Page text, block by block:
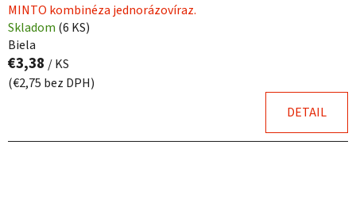
MINTO kombinéza jednorázovíraz.
Skladom (6 KS)
Biela
€3,38 / KS
(€2,75 bez DPH)
DETAIL